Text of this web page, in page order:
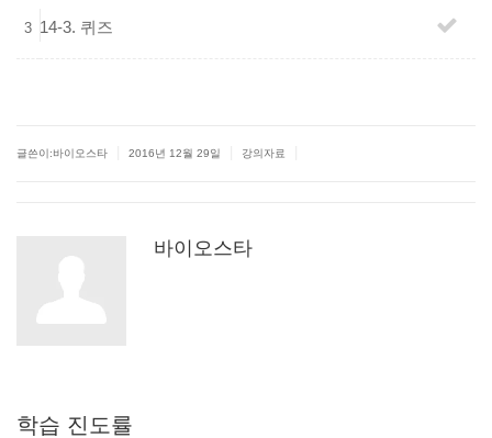
3 14-3. 퀴즈
글쓴이:바이오스타 2016년 12월 29일 강의자료
바이오스타
학습 진도률